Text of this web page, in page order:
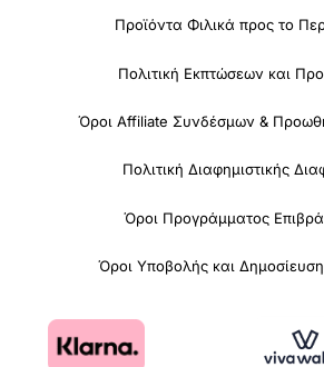
Προϊόντα Φιλικά προς το
Πολιτική Εκπτώσεων και
Όροι Affiliate Συνδέσμων &
Πολιτική Διαφημιστικής
Όροι Προγράμματος
Όροι Υποβολής και